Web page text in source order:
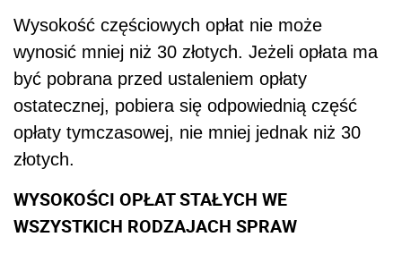
Wysokość częściowych opłat nie może
wynosić mniej niż 30 złotych. Jeżeli opłata ma
być pobrana przed ustaleniem opłaty
ostatecznej, pobiera się odpowiednią część
opłaty tymczasowej, nie mniej jednak niż 30
złotych.
WYSOKOŚCI OPŁAT STAŁYCH WE
WSZYSTKICH RODZAJACH SPRAW